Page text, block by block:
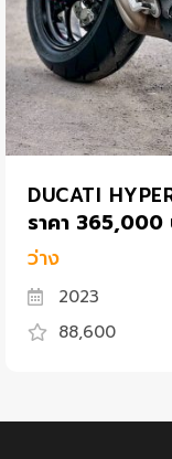
DUCATI
ราคา 365,000
ว่าง
2023
88,600